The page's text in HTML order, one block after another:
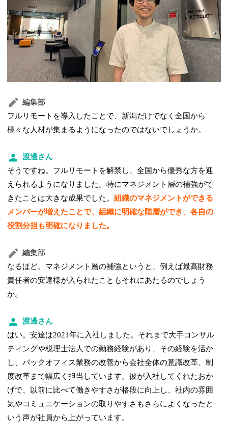
編集部
フルリモートを導入したことで、新潟だけでなく全国から
様々な人材が集まるようになったのではないでしょうか。
渡邊さん
そうですね。フルリモートを解禁し、全国から優秀な方を迎
えられるようになりました。特にマネジメント層の補強がで
きたことは大きな成果でした。組織のマネジメントができる
メンバーが増えたことで、組織に明確な階層ができ、各自の
役割分担も明確になりました。
編集部
なるほど。マネジメント層の補強というと、例えば最高財務
責任者の安達様が入られたこともそれにあたるのでしょう
か。
渡邊さん
はい。安達は2021年に入社しました。それまで大手コンサル
ティングや税理士法人での勤務経験があり、その経験を活か
し、バックオフィス業務の改善から会社全体の意識改革、制
度改革まで幅広く担当しています。彼が入社してくれたおか
げで、以前に比べて働きやすさが格段に向上し、社内の雰囲
気やコミュニケーションの取りやすさもさらによくなったと
いう声が社員から上がっています。